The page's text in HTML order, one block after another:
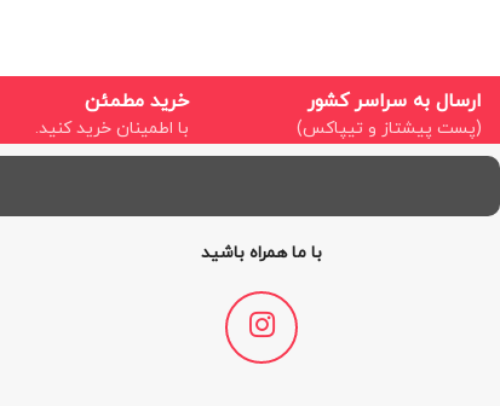
ارسال به سراسر کشور
(پست پیشتاز و تیپاکس)
خرید مطمئن
با اطمینان خرید کنید.
با ما همراه باشید